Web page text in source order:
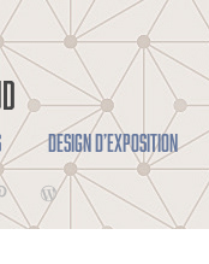
DESIGN D’EXPOSITION